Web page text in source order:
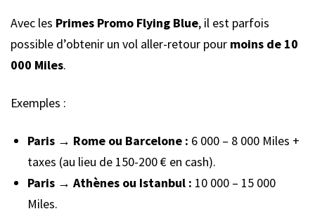
Avec les Primes Promo Flying Blue, il est parfois
possible d’obtenir un vol aller-retour pour moins de 10
000 Miles.
Exemples :
Paris → Rome ou Barcelone : 6 000 – 8 000 Miles +
taxes (au lieu de 150-200 € en cash).
Paris → Athènes ou Istanbul : 10 000 – 15 000
Miles.